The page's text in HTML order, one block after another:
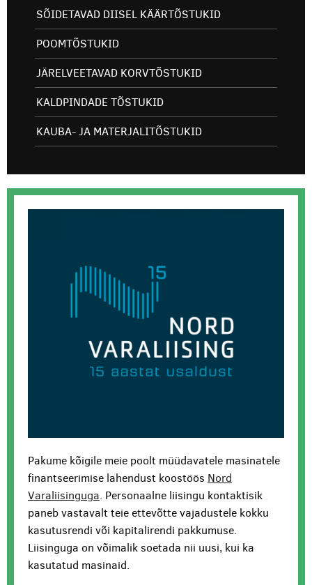
SÕIDETAVAD DIISEL KÄÄRTÕSTUKID
POOMTÕSTUKID
JÄRELVEETAVAD KORVTÕSTUKID
KALDPINDADE TÕSTUKID
KAUBA- JA MATERJALITÕSTUKID
Pakume kõigile meie poolt müüdavatele masinatele
finantseerimise lahendust koostöös Nord
Varaliisinguga. Personaalne liisingu kontaktisik
paneb vastavalt teie ettevõtte vajadustele kokku
kasutusrendi või kapitalirendi pakkumuse.
Liisinguga on võimalik soetada nii uusi, kui ka
kasutatud masinaid.